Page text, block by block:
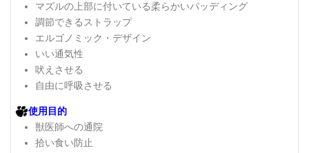
マズルの上部に付いている柔らかいパッディング
調節できるストラップ
エルゴノミック・デザイン
いい通気性
吠えさせる
自由に呼吸させる
使用目的
獣医師への通院
拾い食い防止